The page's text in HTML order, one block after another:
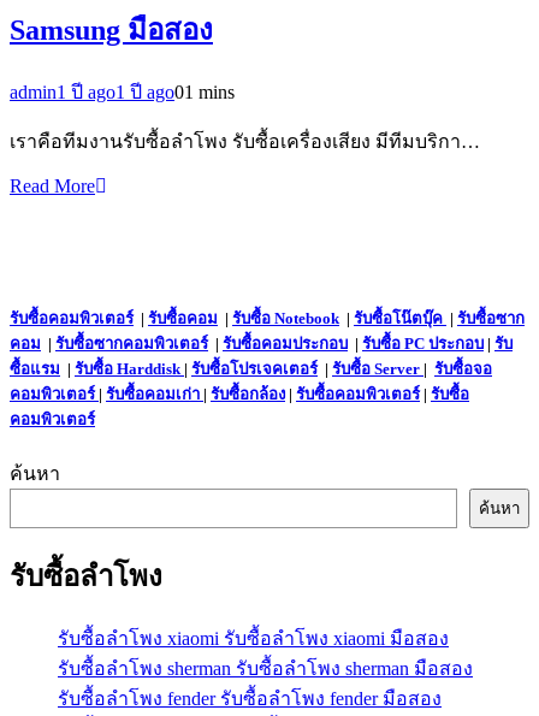
Samsung มือสอง
admin1 ปี ago1 ปี ago01 mins
เราคือทีมงานรับซื้อลำโพง รับซื้อเครื่องเสียง มีทีมบริกา…
Read More
รับซื้อคอมพิวเตอร์| รับซื้อคอม | รับซื้อ Notebook | รับซื้อโน๊ตบุ๊ค | รับซื้อซาก
คอม | รับซื้อซากคอมพิวเตอร์| รับซื้อคอมประกอบ | รับซื้อ PC ประกอบ | รับ
ซื้อแรม | รับซื้อ Harddisk | รับซื้อโปรเจคเตอร์| รับซื้อ Server | รับซื้อจอ
คอมพิวเตอร์ | รับซื้อคอมเก่า | รับซื้อกล้อง | รับซื้อคอมพิวเตอร์| รับซื้อ
คอมพิวเตอร์
ค้นหา
ค้นหา
รับซื้อลำโพง
รับซื้อลำโพง xiaomi รับซื้อลำโพง xiaomi มือสอง
รับซื้อลำโพง sherman รับซื้อลำโพง sherman มือสอง
รับซื้อลำโพง fender รับซื้อลำโพง fender มือสอง